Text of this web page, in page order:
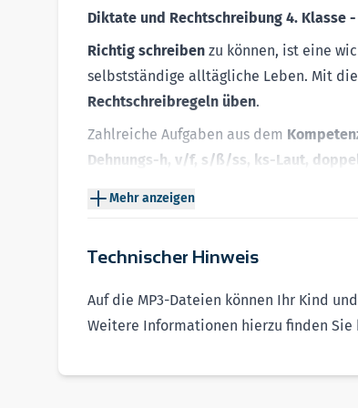
Technischer Hinweis
Auf die MP3-Dateien können Ihr Kind
Weitere Informationen hierzu finden Sie
Diktate und Rechtschreibung 4. Klasse
Richtig schreiben zu können, ist eine
selbstständige alltägliche Leben. Mit
Rechtschreibregeln üben.
Zahlreiche Aufgaben aus dem
Dehnungs-h, v/f, s/ß/ss, ks-Laut,
Tipps
bei kniffligen Aufgaben
Herausnehmbares Lösungsheft
Mehr anzeigen